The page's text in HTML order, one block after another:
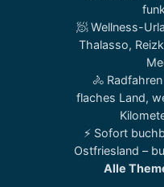
🧖 Wellness-
Thalasso,
🚴
flaches Land,
⚡ Sofort
Ostfriesland –
Alle